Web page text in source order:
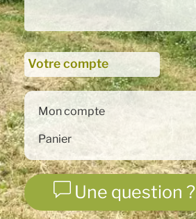
Votre compte
Mon compte
Panier
Une question ?